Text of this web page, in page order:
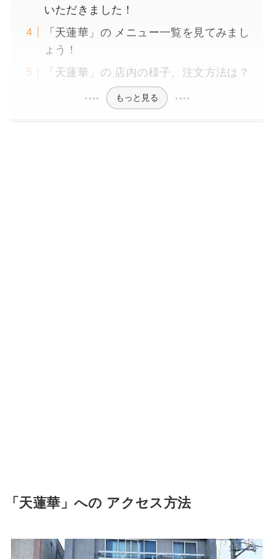
いただきました！
「天蓮華」の メニュー一覧を見てみまし
ょう！
「天蓮華」の 店内の様子、注文方法は？
もっと見る
「天蓮華」への アクセス方法